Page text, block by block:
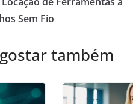
Sem Fio
também